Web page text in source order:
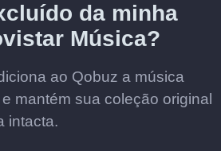
da minha
Música?
ao Qobuz a música
mantém sua coleção original
intacta.